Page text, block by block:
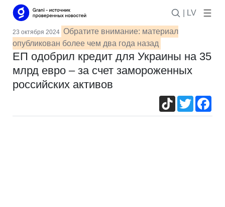
| LV
23 октября 2024 Обратите внимание: материал
опубликован более чем два года назад
ЕП одобрил кредит для Украины на 35
млрд евро – за счет замороженных
российских активов
TikTokTwitter